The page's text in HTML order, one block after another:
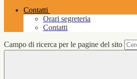
Contatti
Orari segreteria
Contatti
Campo di ricerca per le pagine del sito